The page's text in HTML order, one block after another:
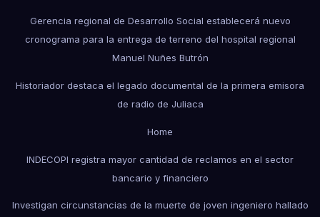
Gerencia regional de Desarrollo Social establecerá nuevo
cronograma para la entrega de terreno del hospital regional
Manuel Nuñes Butrón
Historiador destaca el legado documental de la primera emisora
de radio de Juliaca
Home
INDECOPI registra mayor cantidad de reclamos en el sector
bancario y financiero
Investigan circunstancias de la muerte de joven ingeniero hallado